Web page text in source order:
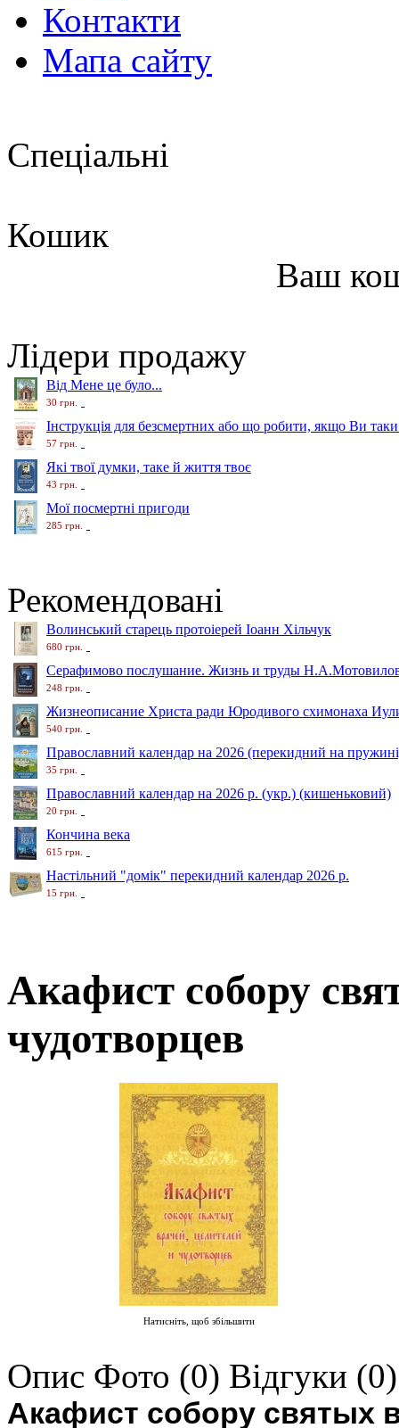
Контакти
Мапа сайту
Спеціальні
Кошик
Ваш
Лідери продажу
Від Мене це було...
30 грн.
Інструкція для безсмертних або що робити, якщо Ви
57 грн.
Які твої думки, таке й життя твоє
43 грн.
Мої посмертні пригоди
285 грн.
Рекомендовані
Волинський старець протоіерей Іоанн Хільчук
680 грн.
Серафимово послушание. Жизнь и труды
248 грн.
Жизнеописание Христа ради Юродивого схимонаха
540 грн.
Православний календар на 2026 (перекидний на
35 грн.
Православний календар на 2026 р. (укр.) (кишеньковий)
20 грн.
Кончина века
615 грн.
Настільний "домік" перекидний календар 2026 р.
15 грн.
Акафист собору
чудотворцев
Натисніть, щоб збільшити
Опис Фото (0) Відгуки (0)
Акафист собору святых